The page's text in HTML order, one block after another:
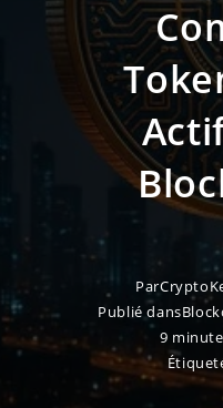
Par
Publié dans
9